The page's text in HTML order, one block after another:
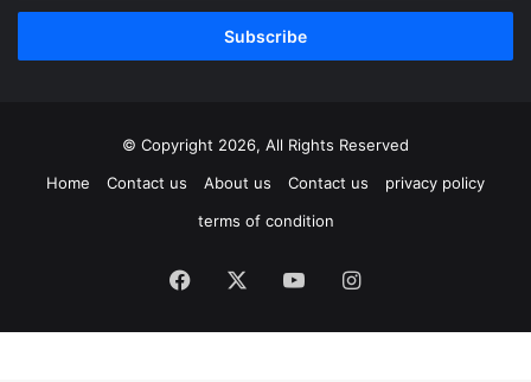
Email
© Copyright 2026, All Rights Reserved
Home
Contact us About us Contact us
privacy policy
terms of condition
Facebook YouTubeInstagram